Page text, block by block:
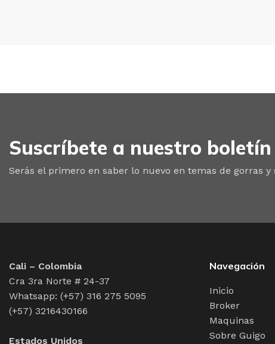
Suscríbete a nuestro boletín
Serás el primero en saber lo nuevo en temas de gorras y
Cali – Colombia
Cra 3ra Norte # 24-37
Whatsapp: (+57) 316 275 5095
(+57) 3216430166
Estados Unidos
Navegación
Inicio
Broker
Maquinas
Sobre Guigo